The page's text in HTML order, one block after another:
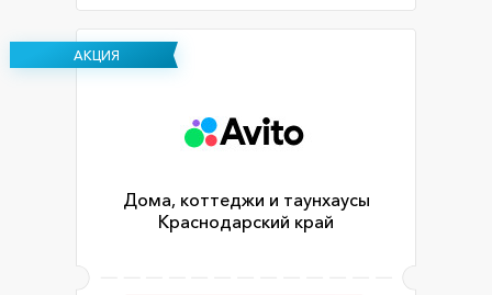
АКЦИЯ
Дома, коттеджи и таунхаусы
Краснодарский край